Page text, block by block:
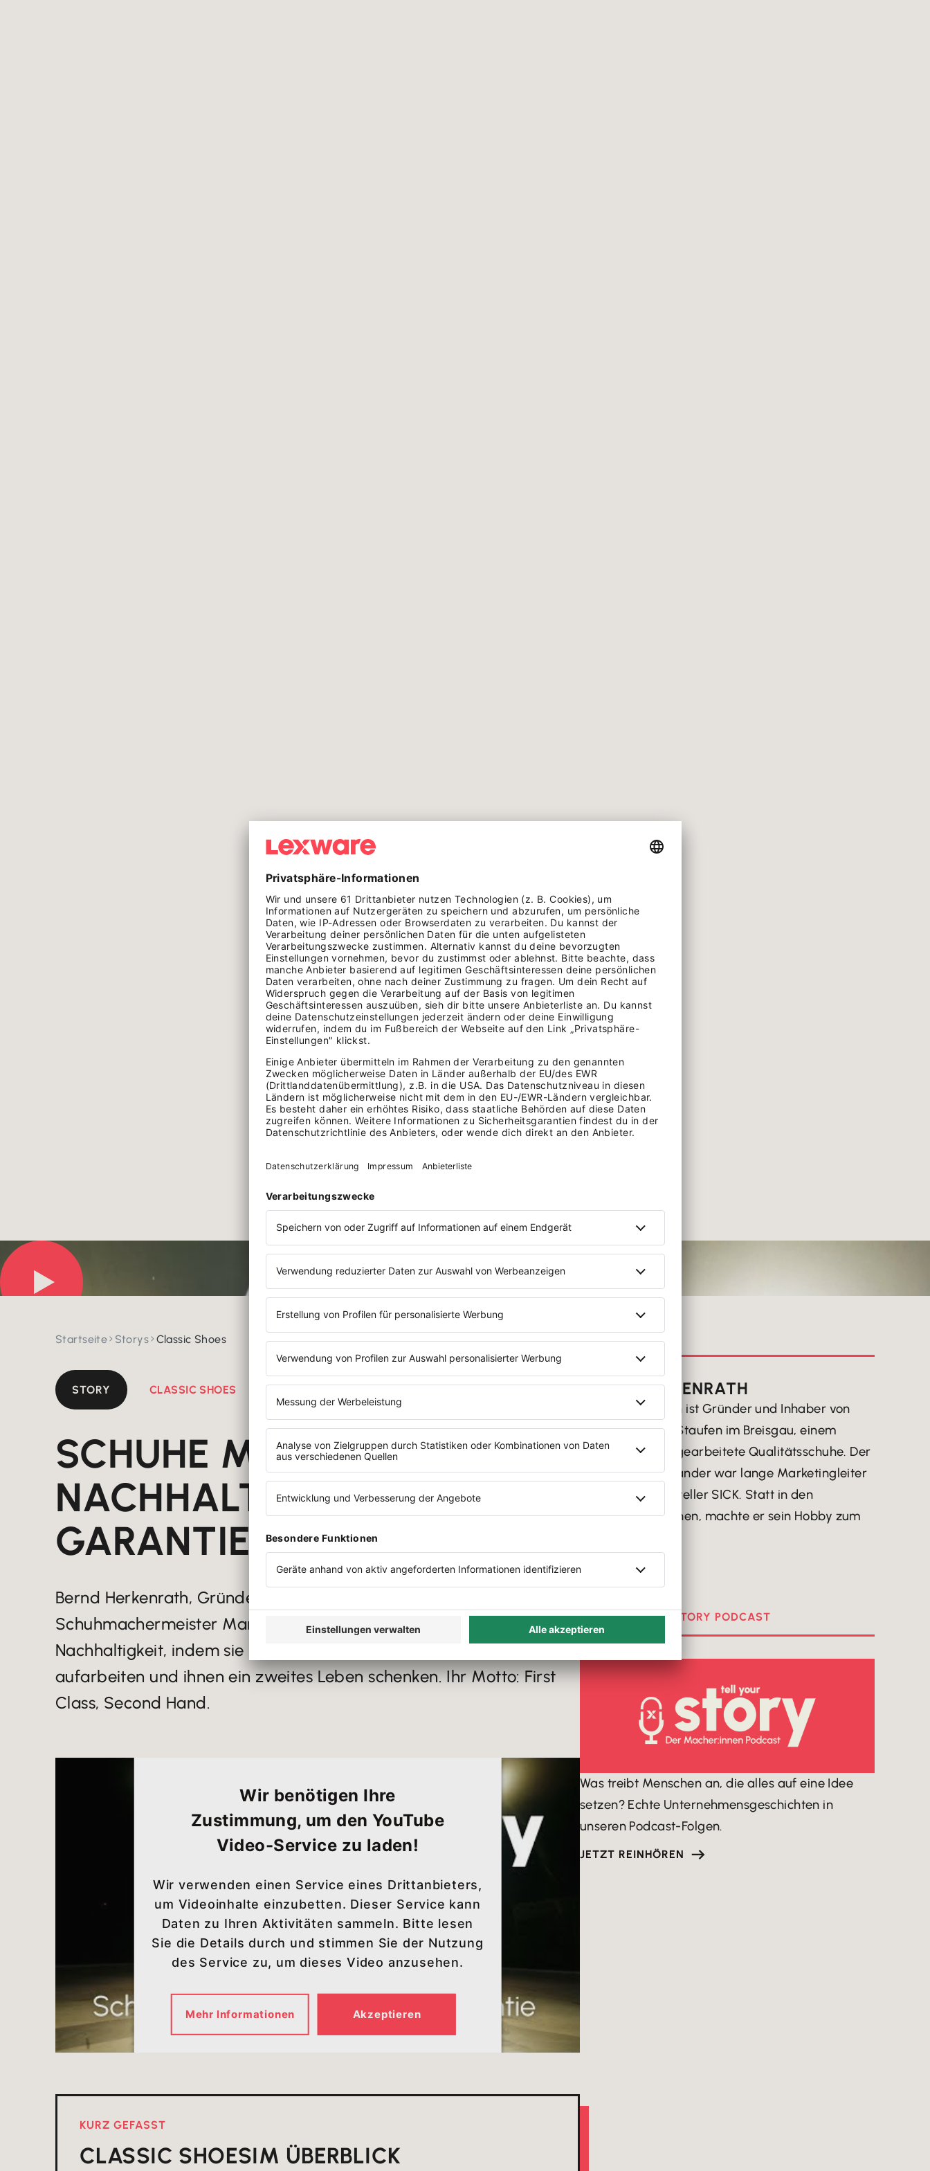
Startseite  Storys  Classic Shoes LESEZEIT:2MIN
STORY CLASSIC SHOES
SCHUHE MIT
NACHHALTIGKEITS-
GARANTIE
Bernd Herkenrath, Gründer von Classic Shoes Staufen und
Schuhmachermeister Markus Winschuh verbinden Leidenschaft und
Nachhaltigkeit, indem sie hochwertige, getragene Schuhe
aufarbeiten und ihnen ein zweites Leben schenken. Ihr Motto: First
Class, Second Hand.
Wir benötigen Ihre
Zustimmung, um den YouTube
Video-Service zu laden!
Wir verwenden einen Service eines Drittanbieters,
um Videoinhalte einzubetten. Dieser Service kann
Daten zu Ihren Aktivitäten sammeln. Bitte lesen
Sie die Details durch und stimmen Sie der Nutzung
des Service zu, um dieses Video anzusehen.
Mehr Informationen Akzeptieren
KURZ GEFASST
CLASSIC SHOESIM ÜBERBLICK
ZUR PERSON
BERND HERKENRATH
Bernd Herkenrath ist Gründer und Inhaber von
Classic Shoes in Staufen im Breisgau, einem
Geschäft für aufgearbeitete Qualitätsschuhe. Der
gebürtige Rheinländer war lange Marketingleiter
beim Sensorhersteller SICK. Statt in den
Ruhestand zu gehen, machte er sein Hobby zum

DER TELL YOUR STORY PODCAST
Was treibt Menschen an, die alles auf eine Idee
setzen? Echte Unternehmensgeschichten in
unseren Podcast-Folgen.
JETZT REINHÖREN